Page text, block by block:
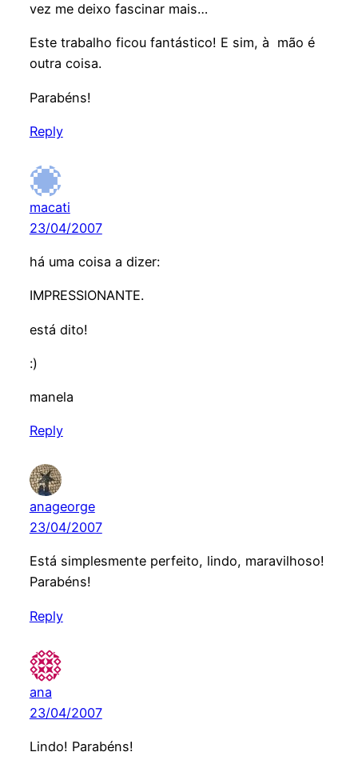
vez me deixo fascinar mais…
Este trabalho ficou fantástico! E sim, à mão é
outra coisa.
Parabéns!
Reply
macati
23/04/2007
há uma coisa a dizer:
IMPRESSIONANTE.
está dito!
:)
manela
Reply
anageorge
23/04/2007
Está simplesmente perfeito, lindo, maravilhoso!
Parabéns!
Reply
ana
23/04/2007
Lindo! Parabéns!